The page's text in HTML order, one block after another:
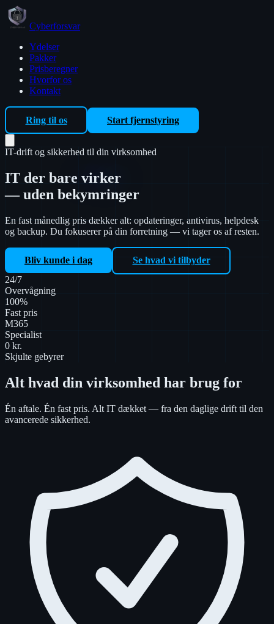
Cyberforsvar
Ydelser
Pakker
Prisberegner
Hvorfor os
Kontakt
Ring til os Start fjernstyring
IT-drift og sikkerhed til din virksomhed
IT der bare virker
— uden bekymringer
En fast månedlig pris dækker alt: opdateringer, antivirus, helpdesk
og backup. Du fokuserer på din forretning — vi tager os af resten.
Bliv kunde i dag
Se hvad vi tilbyder
24/7
Overvågning
100%
Fast pris
M365
Specialist
0 kr.
Skjulte gebyrer
Alt hvad din virksomhed har brug for
Én aftale. Én fast pris. Alt IT dækket — fra den daglige drift til den
avancerede sikkerhed.